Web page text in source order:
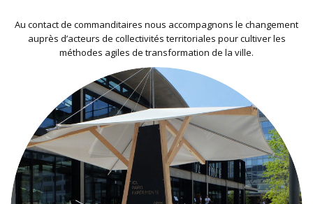
Au contact de commanditaires nous accompagnons le changement
auprès d’acteurs de collectivités territoriales pour cultiver les
méthodes agiles de transformation de la ville.